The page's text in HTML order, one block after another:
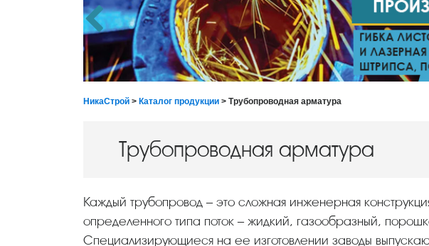
НикаСтрой > Каталог продукции > Трубопроводная арматура
Трубопроводная арматура
Каждый трубопровод – это сложная инженерная конструкция, в состав которой входят различные элементы. Проходящий по нему
определенного типа поток – жидкий, газообразный,
Специализирующиеся на ее изготовлении заводы